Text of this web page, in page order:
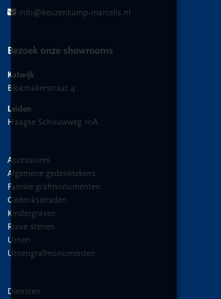
info@keuzenkamp-marcelis.nl
Bezoek onze showrooms
Katwijk
Blokmakerstraat 4
Leiden
Haagse Schouwweg 10A
Accessoires
Algemene gedenktekens
Familie grafmonumenten
Gedenksieraden
Kindergraven
Ruwe stenen
Urnen
Urnengrafmonumenten
Diensten